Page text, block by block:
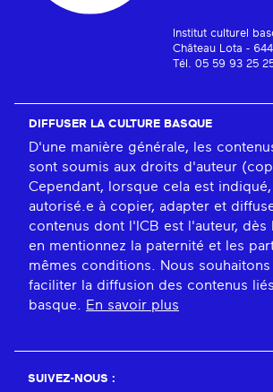
Institut culturel
Château Lota -
Tél. 05 59 93 25
DIFFUSER LA CULTURE BASQUE
D'une manière générale, les
sont soumis aux droits d'auteur
Cependant, lorsque cela est
autorisé.e à copier, adapter et
contenus dont l'ICB est l'auteur, dès
en mentionnez la paternité et les
mêmes conditions. Nous
faciliter la diffusion des contenus
basque.
En savoir plus
SUIVEZ-NOUS :